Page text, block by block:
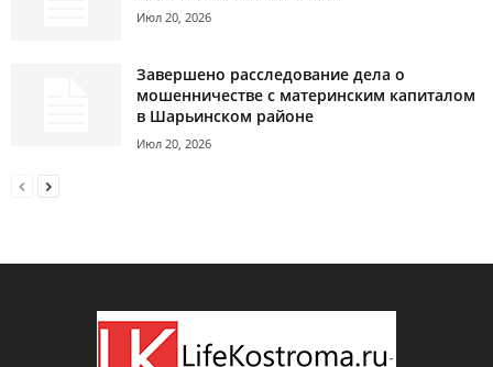
Июл 20, 2026
Завершено расследование дела о
мошенничестве с материнским капиталом
в Шарьинском районе
Июл 20, 2026